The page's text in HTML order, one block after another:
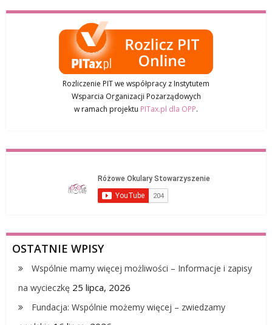
Rozliczenie PIT we współpracy z Instytutem
Wsparcia Organizacji Pozarządowych
w ramach projektu PITax.pl dla OPP.
OSTATNIE WPISY
Wspólnie mamy więcej możliwości – Informacje i zapisy
na wycieczkę 25 lipca, 2026
Fundacja: Wspólnie możemy więcej – zwiedzamy